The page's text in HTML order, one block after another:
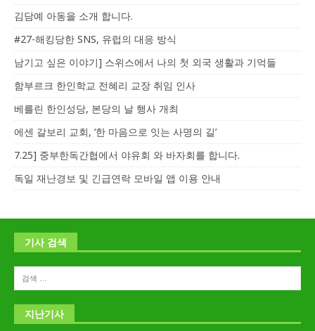
김담예 아동을 소개 합니다.
#27-해킹당한 SNS, 유럽의 대응 방식
남기고 싶은 이야기] 스위스에서 나의 첫 외국 생활과 기억들
함부르크 한인학교 전혜리 교장 취임 인사
베를린 한인성당, 본당의 날 행사 개최
에센 갈보리 교회, ‘한 마음으로 잇는 사명의 길’
7.25] 중부한독간협에서 야유회 와 바자회를 합니다.
독일 재난경보 및 긴급연락 모바일 앱 이용 안내
기사 검색
지난기사